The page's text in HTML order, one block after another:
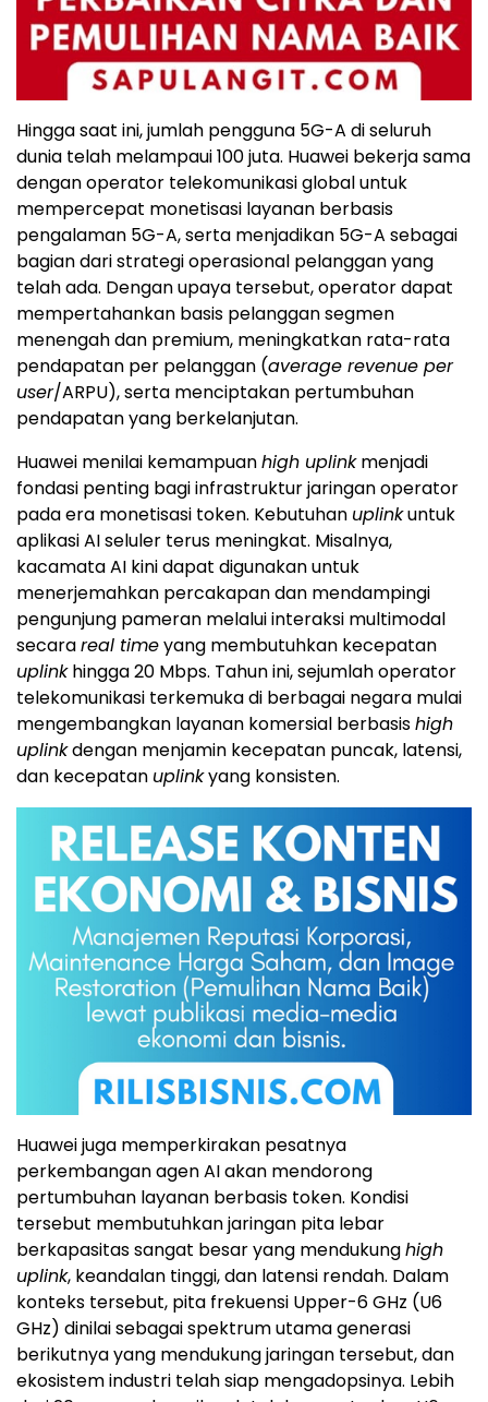
Hingga saat ini, jumlah pengguna 5G-A di seluruh
dunia telah melampaui 100 juta. Huawei bekerja sama
dengan operator telekomunikasi global untuk
mempercepat monetisasi layanan berbasis
pengalaman 5G-A, serta menjadikan 5G-A sebagai
bagian dari strategi operasional pelanggan yang
telah ada. Dengan upaya tersebut, operator dapat
mempertahankan basis pelanggan segmen
menengah dan premium, meningkatkan rata-rata
pendapatan per pelanggan (average revenue per
user/ARPU), serta menciptakan pertumbuhan
pendapatan yang berkelanjutan.
Huawei menilai kemampuanhigh uplinkmenjadi
fondasi penting bagi infrastruktur jaringan operator
pada era monetisasi token. Kebutuhan uplinkuntuk
aplikasi AI seluler terus meningkat. Misalnya,
kacamata AI kini dapat digunakan untuk
menerjemahkan percakapan dan mendampingi
pengunjung pameran melalui interaksi multimodal
secarareal timeyang membutuhkan kecepatan
uplinkhingga 20 Mbps. Tahun ini, sejumlah operator
telekomunikasi terkemuka di berbagai negara mulai
mengembangkan layanan komersial berbasishigh
uplinkdengan menjamin kecepatan puncak, latensi,
dan kecepatan uplinkyang konsisten.
Huawei juga memperkirakan pesatnya
perkembangan agen AI akan mendorong
pertumbuhan layanan berbasis token. Kondisi
tersebut membutuhkan jaringan pita lebar
berkapasitas sangat besar yang mendukunghigh
uplink, keandalan tinggi, dan latensi rendah. Dalam
konteks tersebut, pita frekuensi Upper-6 GHz (U6
GHz) dinilai sebagai spektrum utama generasi
berikutnya yang mendukung jaringan tersebut, dan
ekosistem industri telah siap mengadopsinya. Lebih